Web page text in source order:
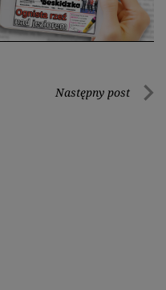
Następny post